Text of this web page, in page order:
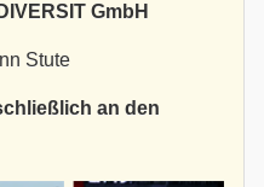
GmbH
Stute
an den